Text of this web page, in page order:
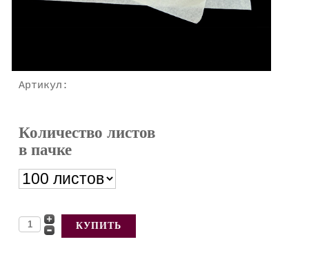
Артикул:
Количество листов
в пачке